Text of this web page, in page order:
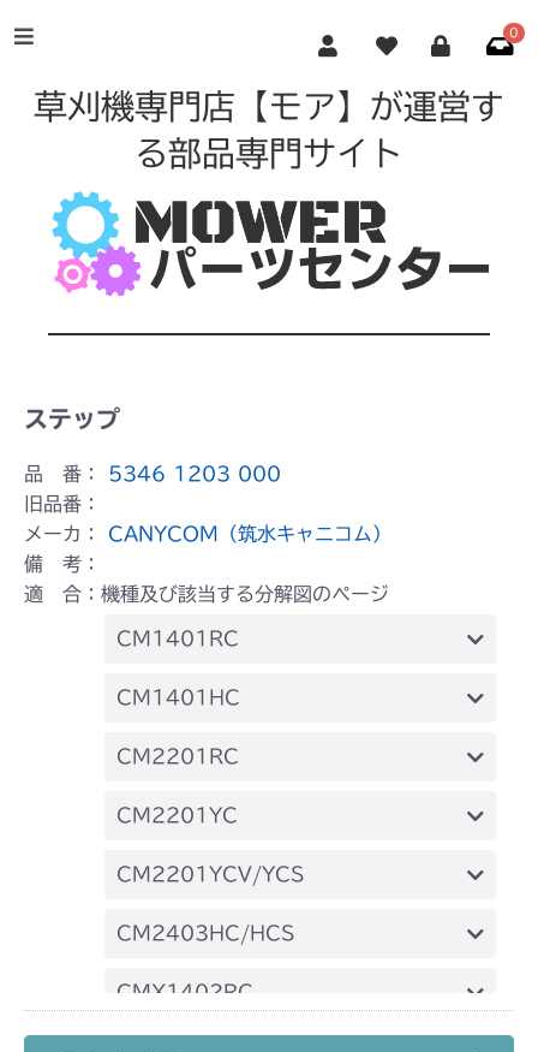
0
草刈機専門店【モア】が運営す
る部品専門サイト
ステップ
品 番：
5346 1203 000
旧品番：
メーカ： CANYCOM（筑水キャニコム）
備 考：
適 合：機種及び該当する分解図のページ
CM1401RC
本体 FIG5 カバー
CM1401HC
本体 FIG5 フロントカバー
CM2201RC
本体 FIG9 カバー
CM2201YC
本体 FIG6 フロントカバー
CM2201YCV/YCS
本体 FIG6 フロントカバー
CM2403HC/HCS
本体 FIG6 カバー
CMX1402RC